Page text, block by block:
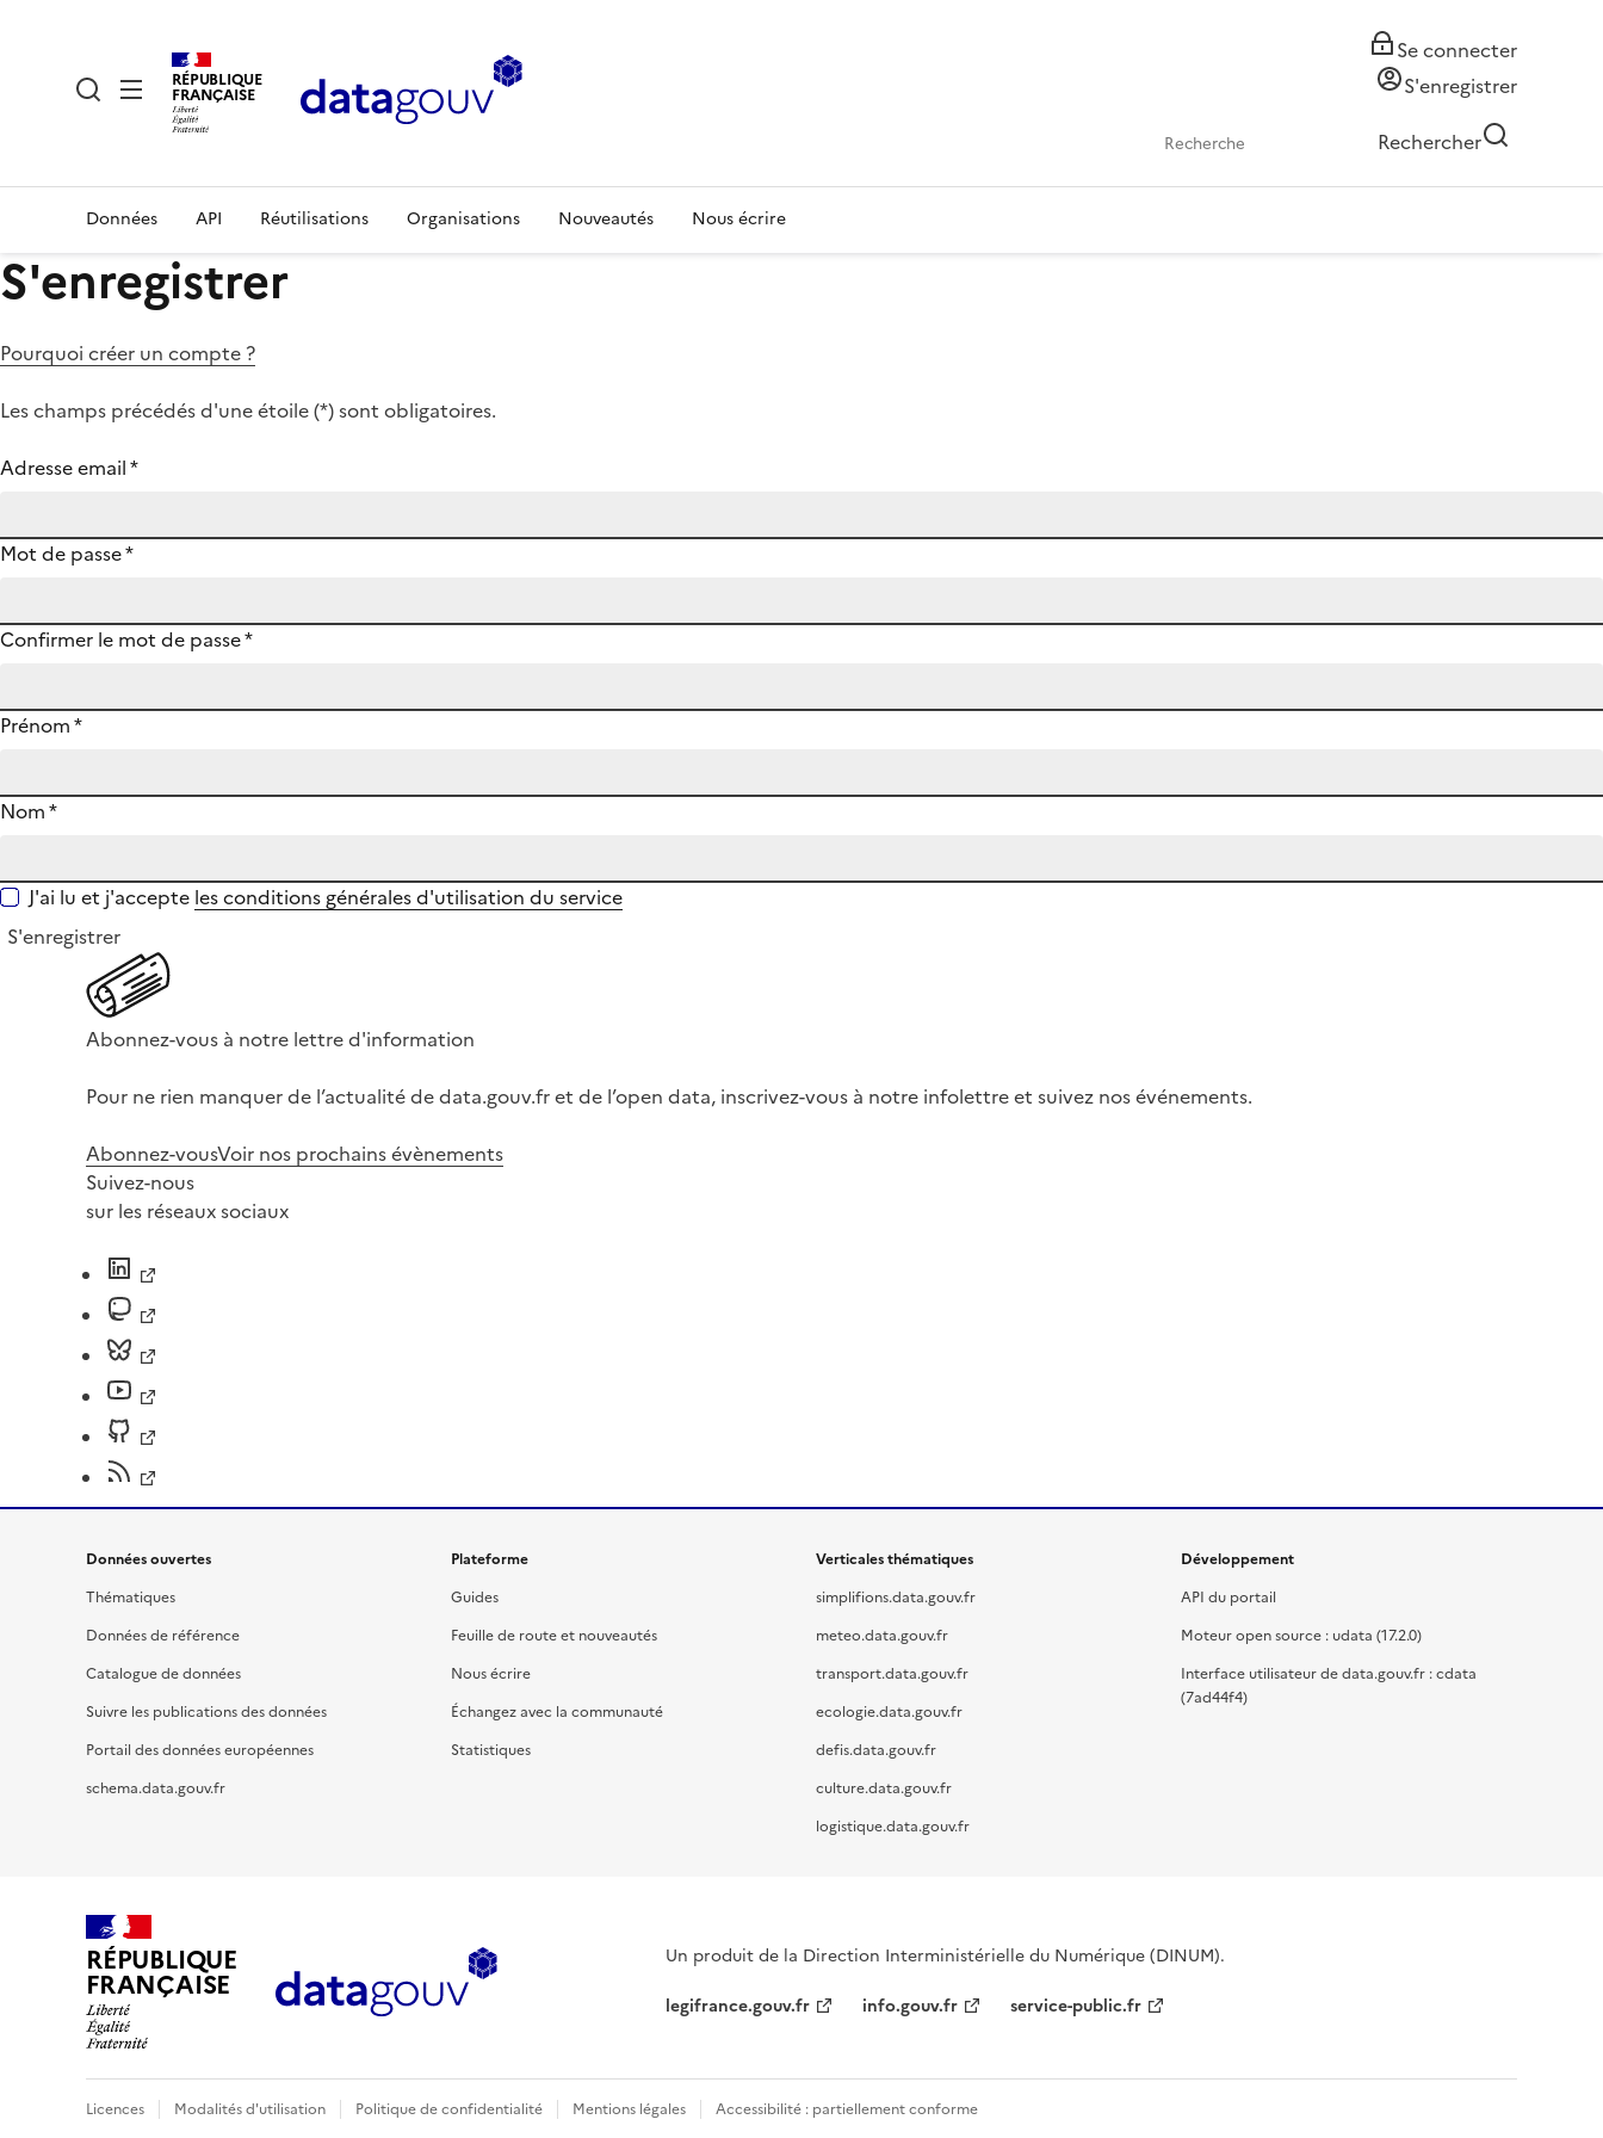
RÉPUBLIQUE
FRANÇAISE
Se connecter
S'enregistrer
Rechercher
Données API Réutilisations Organisations Nouveautés Nous écrire
S'enregistrer
Pourquoi créer un compte ?
Les champs précédés d'une étoile (*) sont obligatoires.
Adresse email*
Mot de passe*
Confirmer le mot de passe*
Prénom*
Nom*
J'ai lu et j'accepte les conditions générales d'utilisation du service
S'enregistrer
Abonnez-vous à notre lettre d'information
Pour ne rien manquer de l’actualité de data.gouv.fr et de l’open data, inscrivez-vous à notre infolettre et suivez nos événements.
Abonnez-vousVoir nos prochains évènements
Suivez-nous
sur les réseaux sociaux
Données ouvertes
Thématiques
Données de référence
Catalogue de données
Suivre les publications des données
Portail des données européennes
schema.data.gouv.fr
Plateforme
Guides
Feuille de route et nouveautés
Nous écrire
Échangez avec la communauté
Statistiques
Verticales thématiques
simplifions.data.gouv.fr
meteo.data.gouv.fr
transport.data.gouv.fr
ecologie.data.gouv.fr
defis.data.gouv.fr
culture.data.gouv.fr
logistique.data.gouv.fr
Développement
API du portail
Moteur open source : udata (17.2.0)
Interface utilisateur de data.gouv.fr : cdata
(7ad44f4)
RÉPUBLIQUE
FRANÇAISE
Un produit de la Direction Interministérielle du Numérique (DINUM).
legifrance.gouv.fr
info.gouv.fr service-public.fr
Licences Modalités d'utilisation Politique de confidentialité Mentions légales Accessibilité : partiellement conforme